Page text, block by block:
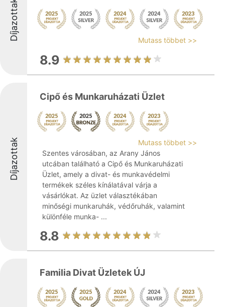
Díjazottak Mutass többet >>
8.9
Díjazottak
Cipő és Munkaruházati Üzlet
Mutass többet >>
Szentes városában, az Arany János
utcában található a Cipő és Munkaruházati
Üzlet, amely a divat- és munkavédelmi
termékek széles kínálatával várja a
vásárlókat. Az üzlet választékában
minőségi munkaruhák, védőruhák, valamint
különféle munka- ...
8.8
Familia Divat Üzletek ÚJ